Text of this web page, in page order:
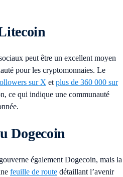
peut être un excellent moyen
pour les cryptomonnaies. Le
sur X etplus de 360 000 sur
ce qui indique une communauté
Dogecoin
également Dogecoin, mais la
feuille de route détaillant l’avenir